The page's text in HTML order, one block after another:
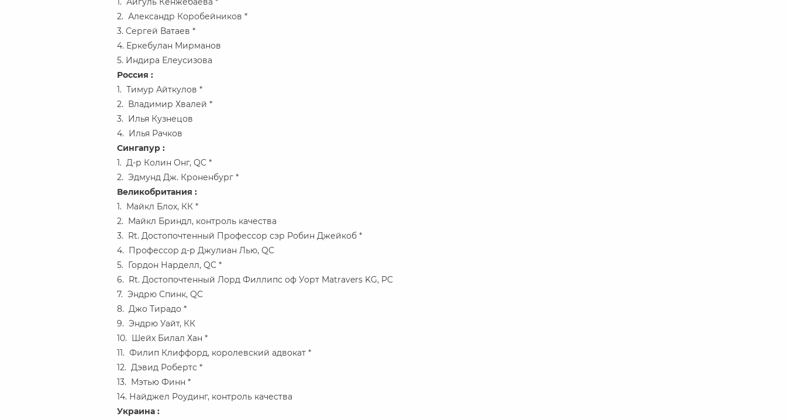
2. Александр Коробейников *
3. Сергей Ватаев *
4. Еркебулан Мирманов
5. Индира Елеусизова
Россия :
1. Тимур Айткулов *
2. Владимир Хвалей *
3. Илья Кузнецов
4. Илья Рачков
Сингапур :
1. Д-р Колин Онг, QC *
2. Эдмунд Дж. Кроненбург *
Великобритания :
1. Майкл Блох, КК *
2. Майкл Бриндл, контроль качества
3. Rt. Достопочтенный Профессор сэр Робин Джейкоб *
4. Профессор д-р Джулиан Лью, QC
5. Гордон Нарделл, QC *
6. Rt. Достопочтенный Лорд Филлипс оф Уорт Matravers KG, PC
7. Эндрю Спинк, QC
8. Джо Тирадо *
9. Эндрю Уайт, КК
10. Шейх Билал Хан *
11. Филип Клиффорд, королевский адвокат *
12. Дэвид Робертс *
13. Мэтью Финн *
14. Найджел Роудинг, контроль качества
Украина :